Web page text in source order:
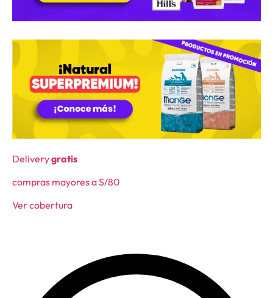
Deliverygratis
compras mayores a S/80
Ver cobertura